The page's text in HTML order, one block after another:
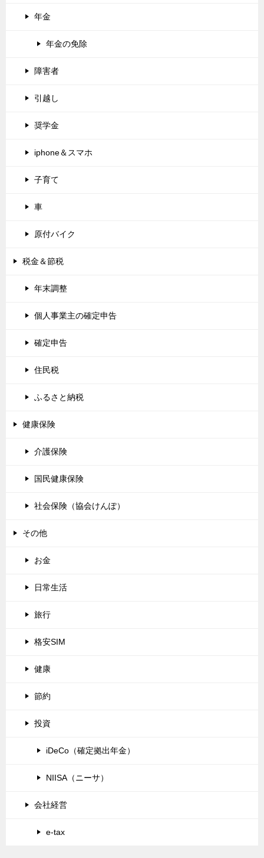
年金
年金の免除
障害者
引越し
奨学金
iphone＆スマホ
子育て
車
原付バイク
税金＆節税
年末調整
個人事業主の確定申告
確定申告
住民税
ふるさと納税
健康保険
介護保険
国民健康保険
社会保険（協会けんぽ）
その他
お金
日常生活
旅行
格安SIM
健康
節約
投資
iDeCo（確定拠出年金）
NIISA（ニーサ）
会社経営
e-tax